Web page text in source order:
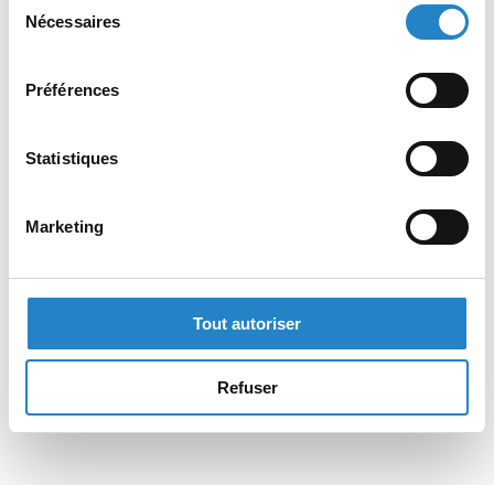
Nécessaires
Préférences
Statistiques
Marketing
Tout autoriser
Refuser